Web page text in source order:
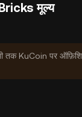
मूल्य
तक KuCoin पर